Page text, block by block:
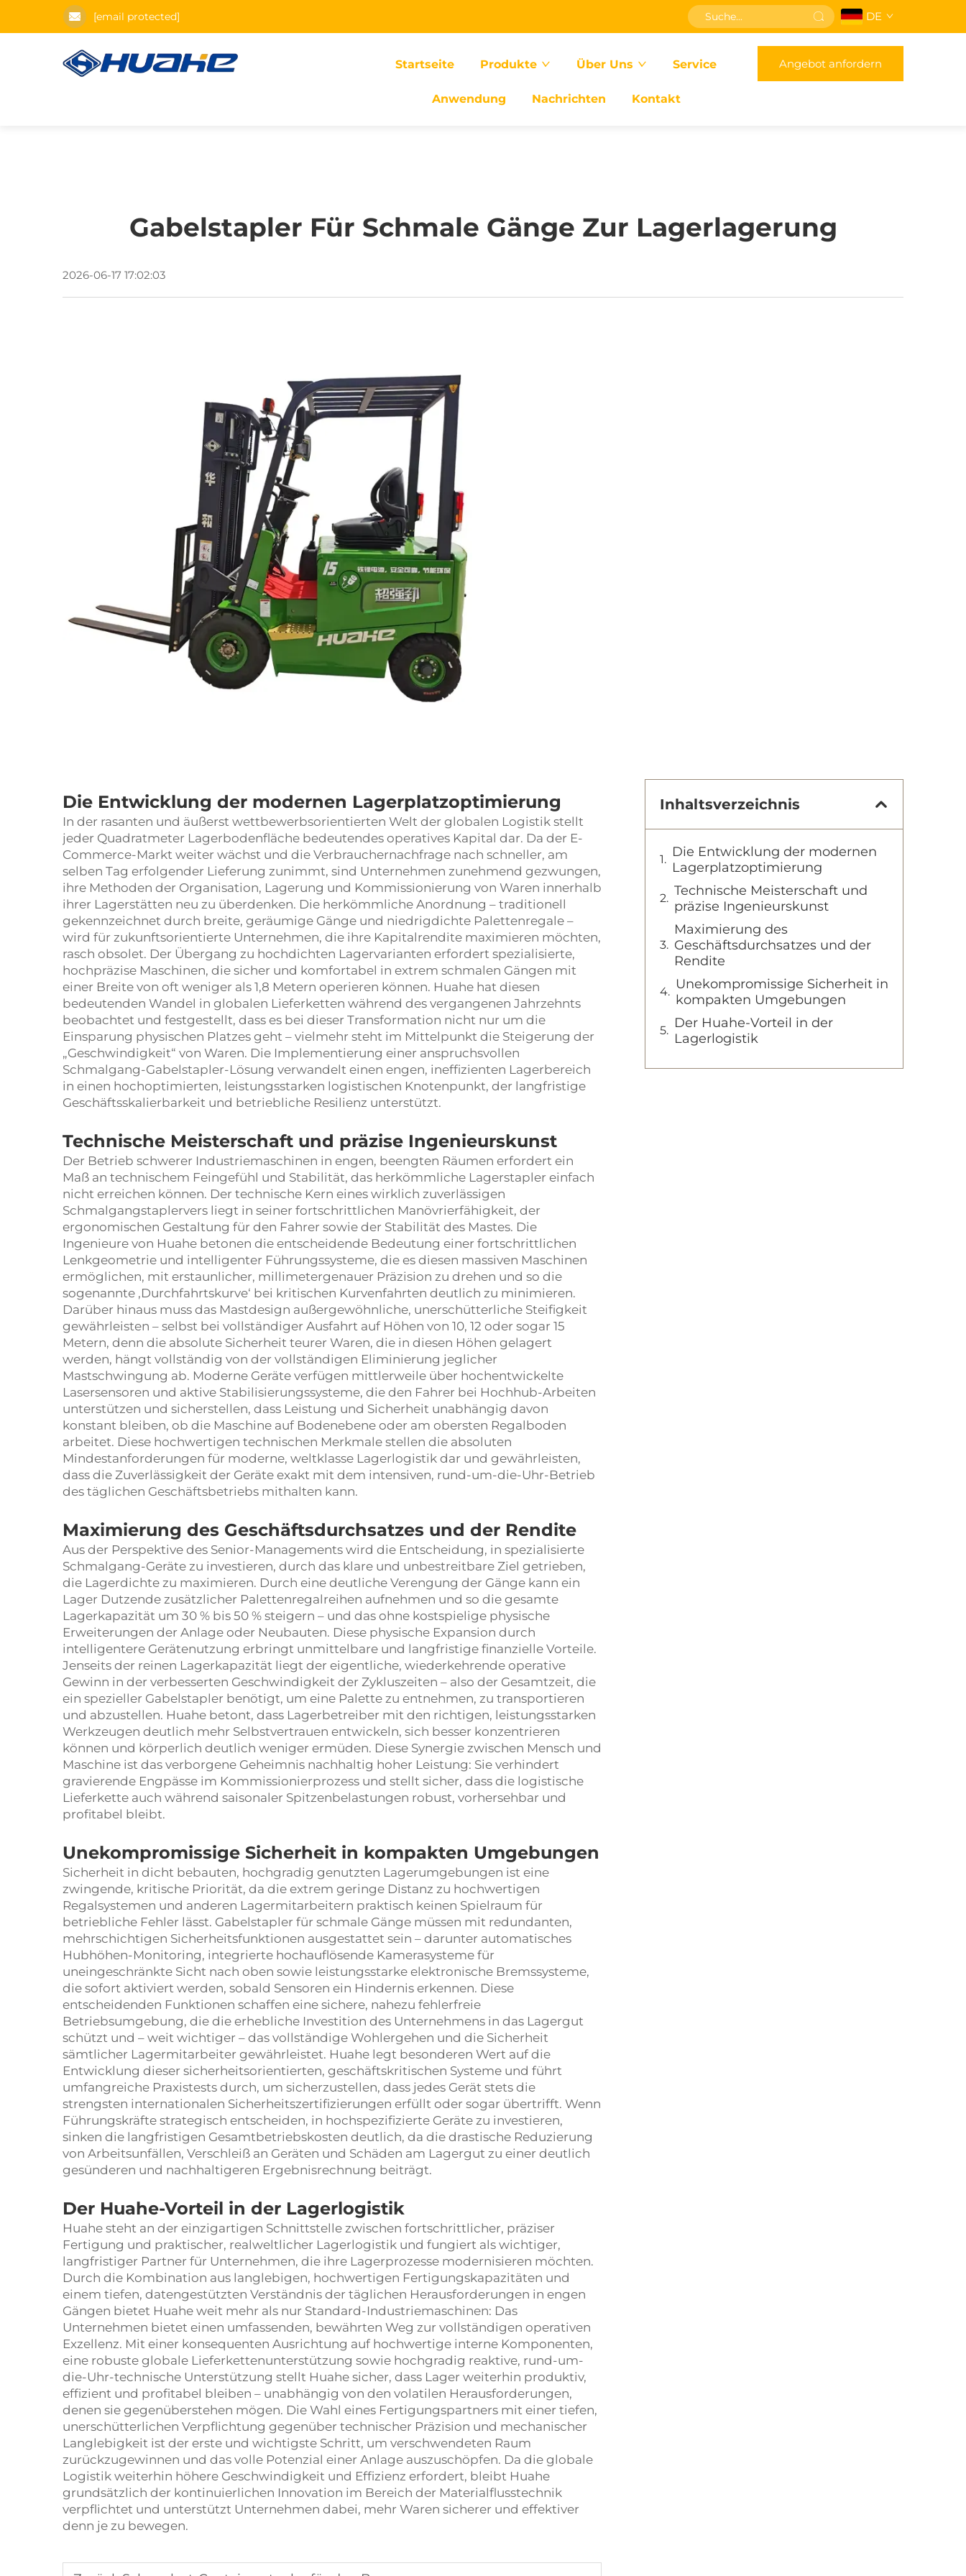
[email protected] DE
Startseite Produkte Über Uns Service
Anwendung Nachrichten Kontakt
Angebot anfordern
Gabelstapler Für Schmale Gänge Zur Lagerlagerung
2026-06-17 17:02:03
Die Entwicklung der modernen Lagerplatzoptimierung
In der rasanten und äußerst wettbewerbsorientierten Welt der globalen Logistik stellt
jeder Quadratmeter Lagerbodenfläche bedeutendes operatives Kapital dar. Da der E-
Commerce-Markt weiter wächst und die Verbrauchernachfrage nach schneller, am
selben Tag erfolgender Lieferung zunimmt, sind Unternehmen zunehmend gezwungen,
ihre Methoden der Organisation, Lagerung und Kommissionierung von Waren innerhalb
ihrer Lagerstätten neu zu überdenken. Die herkömmliche Anordnung – traditionell
gekennzeichnet durch breite, geräumige Gänge und niedrigdichte Palettenregale –
wird für zukunftsorientierte Unternehmen, die ihre Kapitalrendite maximieren möchten,
rasch obsolet. Der Übergang zu hochdichten Lagervarianten erfordert spezialisierte,
hochpräzise Maschinen, die sicher und komfortabel in extrem schmalen Gängen mit
einer Breite von oft weniger als 1,8 Metern operieren können. Huahe hat diesen
bedeutenden Wandel in globalen Lieferketten während des vergangenen Jahrzehnts
beobachtet und festgestellt, dass es bei dieser Transformation nicht nur um die
Einsparung physischen Platzes geht – vielmehr steht im Mittelpunkt die Steigerung der
„Geschwindigkeit“ von Waren. Die Implementierung einer anspruchsvollen
Schmalgang-Gabelstapler-Lösung verwandelt einen engen, ineffizienten Lagerbereich
in einen hochoptimierten, leistungsstarken logistischen Knotenpunkt, der langfristige
Geschäftsskalierbarkeit und betriebliche Resilienz unterstützt.
Technische Meisterschaft und präzise Ingenieurskunst
Der Betrieb schwerer Industriemaschinen in engen, beengten Räumen erfordert ein
Maß an technischem Feingefühl und Stabilität, das herkömmliche Lagerstapler einfach
nicht erreichen können. Der technische Kern eines wirklich zuverlässigen
Schmalgangstaplervers liegt in seiner fortschrittlichen Manövrierfähigkeit, der
ergonomischen Gestaltung für den Fahrer sowie der Stabilität des Mastes. Die
Ingenieure von Huahe betonen die entscheidende Bedeutung einer fortschrittlichen
Lenkgeometrie und intelligenter Führungssysteme, die es diesen massiven Maschinen
ermöglichen, mit erstaunlicher, millimetergenauer Präzision zu drehen und so die
sogenannte ‚Durchfahrtskurve‘ bei kritischen Kurvenfahrten deutlich zu minimieren.
Darüber hinaus muss das Mastdesign außergewöhnliche, unerschütterliche Steifigkeit
gewährleisten – selbst bei vollständiger Ausfahrt auf Höhen von 10, 12 oder sogar 15
Metern, denn die absolute Sicherheit teurer Waren, die in diesen Höhen gelagert
werden, hängt vollständig von der vollständigen Eliminierung jeglicher
Mastschwingung ab. Moderne Geräte verfügen mittlerweile über hochentwickelte
Lasersensoren und aktive Stabilisierungssysteme, die den Fahrer bei Hochhub-Arbeiten
unterstützen und sicherstellen, dass Leistung und Sicherheit unabhängig davon
konstant bleiben, ob die Maschine auf Bodenebene oder am obersten Regalboden
arbeitet. Diese hochwertigen technischen Merkmale stellen die absoluten
Mindestanforderungen für moderne, weltklasse Lagerlogistik dar und gewährleisten,
dass die Zuverlässigkeit der Geräte exakt mit dem intensiven, rund-um-die-Uhr-Betrieb
des täglichen Geschäftsbetriebs mithalten kann.
Maximierung des Geschäftsdurchsatzes und der Rendite
Aus der Perspektive des Senior-Managements wird die Entscheidung, in spezialisierte
Schmalgang-Geräte zu investieren, durch das klare und unbestreitbare Ziel getrieben,
die Lagerdichte zu maximieren. Durch eine deutliche Verengung der Gänge kann ein
Lager Dutzende zusätzlicher Palettenregalreihen aufnehmen und so die gesamte
Lagerkapazität um 30 % bis 50 % steigern – und das ohne kostspielige physische
Erweiterungen der Anlage oder Neubauten. Diese physische Expansion durch
intelligentere Gerätenutzung erbringt unmittelbare und langfristige finanzielle Vorteile.
Jenseits der reinen Lagerkapazität liegt der eigentliche, wiederkehrende operative
Gewinn in der verbesserten Geschwindigkeit der Zykluszeiten – also der Gesamtzeit, die
ein spezieller Gabelstapler benötigt, um eine Palette zu entnehmen, zu transportieren
und abzustellen. Huahe betont, dass Lagerbetreiber mit den richtigen, leistungsstarken
Werkzeugen deutlich mehr Selbstvertrauen entwickeln, sich besser konzentrieren
können und körperlich deutlich weniger ermüden. Diese Synergie zwischen Mensch und
Maschine ist das verborgene Geheimnis nachhaltig hoher Leistung: Sie verhindert
gravierende Engpässe im Kommissionierprozess und stellt sicher, dass die logistische
Lieferkette auch während saisonaler Spitzenbelastungen robust, vorhersehbar und
profitabel bleibt.
Unekompromissige Sicherheit in kompakten Umgebungen
Sicherheit in dicht bebauten, hochgradig genutzten Lagerumgebungen ist eine
zwingende, kritische Priorität, da die extrem geringe Distanz zu hochwertigen
Regalsystemen und anderen Lagermitarbeitern praktisch keinen Spielraum für
betriebliche Fehler lässt. Gabelstapler für schmale Gänge müssen mit redundanten,
mehrschichtigen Sicherheitsfunktionen ausgestattet sein – darunter automatisches
Hubhöhen-Monitoring, integrierte hochauflösende Kamerasysteme für
uneingeschränkte Sicht nach oben sowie leistungsstarke elektronische Bremssysteme,
die sofort aktiviert werden, sobald Sensoren ein Hindernis erkennen. Diese
entscheidenden Funktionen schaffen eine sichere, nahezu fehlerfreie
Betriebsumgebung, die die erhebliche Investition des Unternehmens in das Lagergut
schützt und – weit wichtiger – das vollständige Wohlergehen und die Sicherheit
sämtlicher Lagermitarbeiter gewährleistet. Huahe legt besonderen Wert auf die
Entwicklung dieser sicherheitsorientierten, geschäftskritischen Systeme und führt
umfangreiche Praxistests durch, um sicherzustellen, dass jedes Gerät stets die
strengsten internationalen Sicherheitszertifizierungen erfüllt oder sogar übertrifft. Wenn
Führungskräfte strategisch entscheiden, in hochspezifizierte Geräte zu investieren,
sinken die langfristigen Gesamtbetriebskosten deutlich, da die drastische Reduzierung
von Arbeitsunfällen, Verschleiß an Geräten und Schäden am Lagergut zu einer deutlich
gesünderen und nachhaltigeren Ergebnisrechnung beiträgt.
Der Huahe-Vorteil in der Lagerlogistik
Huahe steht an der einzigartigen Schnittstelle zwischen fortschrittlicher, präziser
Fertigung und praktischer, realweltlicher Lagerlogistik und fungiert als wichtiger,
langfristiger Partner für Unternehmen, die ihre Lagerprozesse modernisieren möchten.
Durch die Kombination aus langlebigen, hochwertigen Fertigungskapazitäten und
einem tiefen, datengestützten Verständnis der täglichen Herausforderungen in engen
Gängen bietet Huahe weit mehr als nur Standard-Industriemaschinen: Das
Unternehmen bietet einen umfassenden, bewährten Weg zur vollständigen operativen
Exzellenz. Mit einer konsequenten Ausrichtung auf hochwertige interne Komponenten,
eine robuste globale Lieferkettenunterstützung sowie hochgradig reaktive, rund-um-
die-Uhr-technische Unterstützung stellt Huahe sicher, dass Lager weiterhin produktiv,
effizient und profitabel bleiben – unabhängig von den volatilen Herausforderungen,
denen sie gegenüberstehen mögen. Die Wahl eines Fertigungspartners mit einer tiefen,
unerschütterlichen Verpflichtung gegenüber technischer Präzision und mechanischer
Langlebigkeit ist der erste und wichtigste Schritt, um verschwendeten Raum
zurückzugewinnen und das volle Potenzial einer Anlage auszuschöpfen. Da die globale
Logistik weiterhin höhere Geschwindigkeit und Effizienz erfordert, bleibt Huahe
grundsätzlich der kontinuierlichen Innovation im Bereich der Materialflusstechnik
verpflichtet und unterstützt Unternehmen dabei, mehr Waren sicherer und effektiver
denn je zu bewegen.
Inhaltsverzeichnis
Die Entwicklung der modernen
Lagerplatzoptimierung
Technische Meisterschaft und
präzise Ingenieurskunst
Maximierung des
Geschäftsdurchsatzes und der
Rendite
Unekompromissige Sicherheit in
kompakten Umgebungen
Der Huahe-Vorteil in der
Lagerlogistik